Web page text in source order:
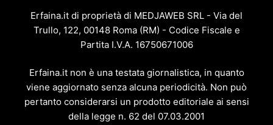
Erfaina.it di proprietà di MEDJAWEB SRL - Via del
Trullo, 122, 00148 Roma (RM) - Codice Fiscale e
Partita I.V.A. 16750671006
Erfaina.it non è una testata giornalistica, in quanto
viene aggiornato senza alcuna periodicità. Non può
pertanto considerarsi un prodotto editoriale ai sensi
della legge n. 62 del 07.03.2001